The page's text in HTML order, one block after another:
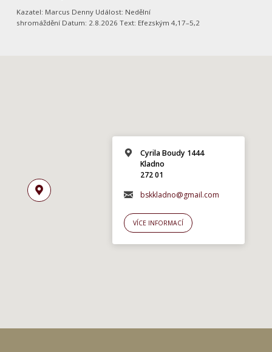
Kazatel: Marcus Denny Událost: Nedělní
shromáždění Datum: 2.8.2026 Text: Efezským 4,17–5,2
Cyrila Boudy 1444
Kladno
272 01
bskkladno@gmail.com
VÍCE INFORMACÍ